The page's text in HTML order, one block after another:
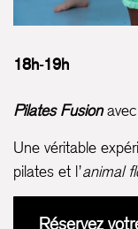
18h-19h
Pilates Fusion
Une véritable
pilates et l’animal
Réservez